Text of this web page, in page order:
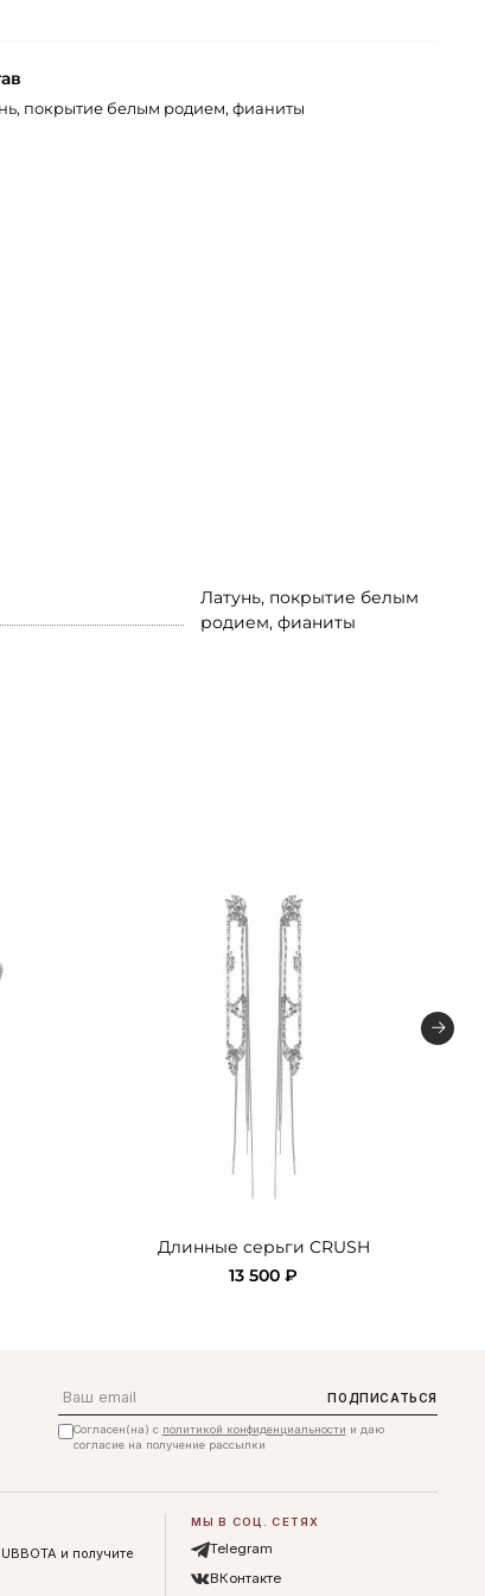
покрытие белым родием, фианиты
Латунь, покрытие белым
родием, фианиты
Длинные серьги CRUSH
13 500 ₽
Email ПОДПИСАТЬСЯ
Согласен(на) с политикой конфиденциальности и даю
согласие на получение рассылки
и получите
МЫ В СОЦ. СЕТЯХ
Telegram
ВКонтакте